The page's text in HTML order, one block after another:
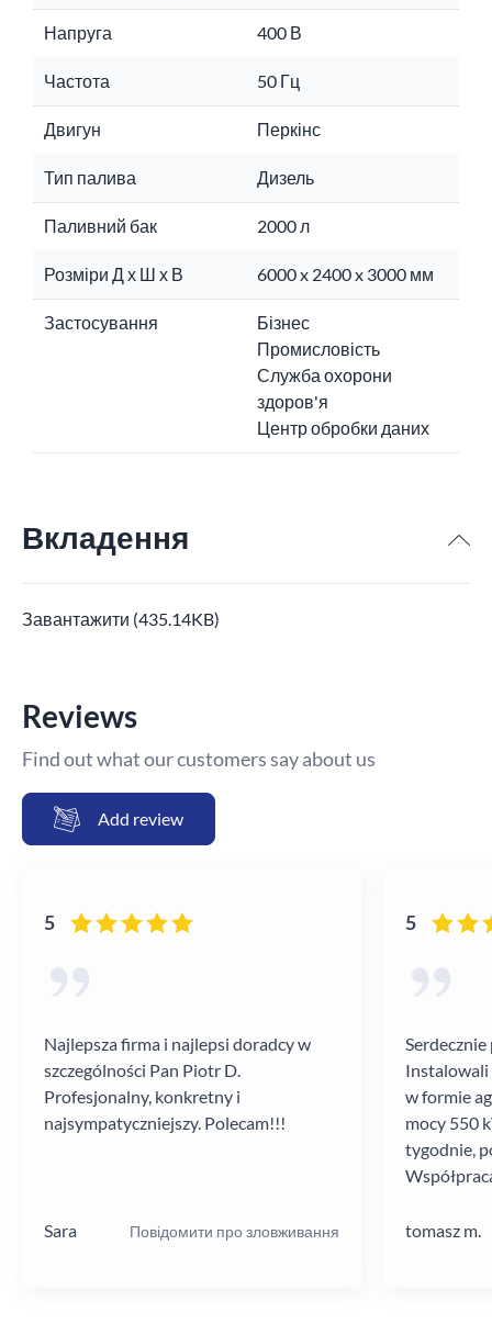
Напруга 400 В
Частота 50 Гц
Двигун Перкінс
Тип палива Дизель
Паливний бак 2000 л
Розміри Д х Ш х В 6000 x 2400 x 3000 мм
Застосування
Бізнес
Промисловість
Служба охорони
здоров'я
Центр обробки даних
Вкладення
Завантажити (435.14KB)
Reviews
Find out what our customers say about us
Add review
5
Najlepsza firma i najlepsi doradcy w
szczególności Pan Piotr D.
Profesjonalny, konkretny i
najsympatyczniejszy. Polecam!!!
Sara Повідомити про зловживання
5
Instalowali
w formie
mocy 550
tygodnie,
tomasz m.